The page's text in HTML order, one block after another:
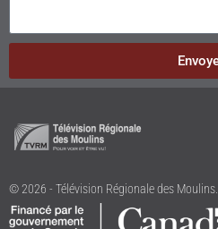
© 2026 - Télévision Régionale des